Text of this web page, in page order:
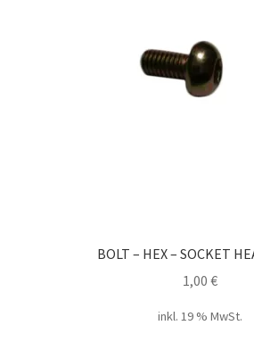
BOLT – HEX – SOCKET
1,00 €
inkl. 19 % MwSt.